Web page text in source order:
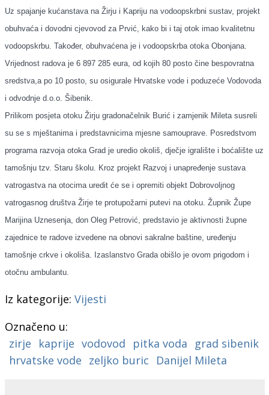
Uz spajanje kućanstava na Žirju i Kapriju na vodoopskrbni sustav, projekt
obuhvaća i dovodni cjevovod za Prvić, kako bi i taj otok imao kvalitetnu
vodoopskrbu. Također, obuhvaćena je i vodoopskrba otoka Obonjana.
Vrijednost radova je 6 897 285 eura, od kojih80 posto činebespovratna
sredstva, a po 10 posto, su osigurale Hrvatske vode i poduzeće Vodovoda
i odvodnje d.o.o. Šibenik.
Prilikom posjeta otoku Žirju gradonačelnik Burić i zamjenik Mileta susreli
su se s mještanima i predstavnicima mjesne samouprave. Posredstvom
programa razvoja otoka Grad je uredio okoliš, dječje igralište i boćalište uz
tamošnju tzv. Staru školu. Kroz projekt Razvoj i unapređenje sustava
vatrogastva na otocima uredit će se i opremiti objekt Dobrovoljnog
vatrogasnog društva Žirje te protupožarni putevi na otoku. Župnik Župe
Marijina Uznesenja, don Oleg Petrović, predstavio je aktivnosti župne
zajednice te radove izvedene na obnovi sakralne baštine, uređenju
tamošnje crkve i okoliša. Izaslanstvo Grada obišlo je ovom prigodom i
otočnu ambulantu.
Iz kategorije: Vijesti
Označeno u:
zirje
kaprije vodovod pitka voda
grad sibenik
hrvatske vode zeljko buric Danijel Mileta